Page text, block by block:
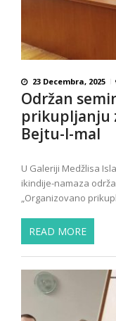
23 Decembra, 2025
Održan
prikupljanju
Bejtu-l-mal
U Galeriji Medžlisa
ikindije-namaza
„Organizovano
READ MORE